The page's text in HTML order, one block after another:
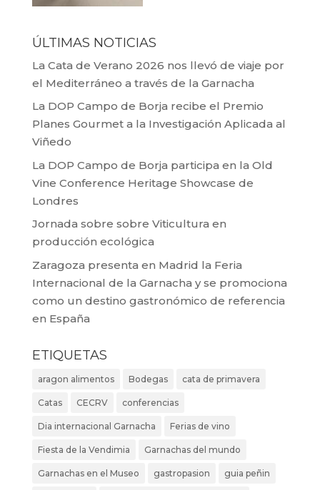
ÚLTIMAS NOTICIAS
La Cata de Verano 2026 nos llevó de viaje por
el Mediterráneo a través de la Garnacha
La DOP Campo de Borja recibe el Premio
Planes Gourmet a la Investigación Aplicada al
Viñedo
La DOP Campo de Borja participa en la Old
Vine Conference Heritage Showcase de
Londres
Jornada sobre sobre Viticultura en
producción ecológica
Zaragoza presenta en Madrid la Feria
Internacional de la Garnacha y se promociona
como un destino gastronómico de referencia
en España
ETIQUETAS
aragon alimentos Bodegas cata de primavera
Catas CECRV conferencias
Dia internacional Garnacha Ferias de vino
Fiesta de la Vendimia Garnachas del mundo
Garnachas en el Museo gastropasion guia peñin